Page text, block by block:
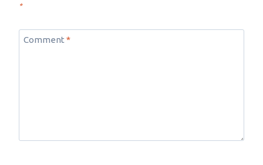
*
Comment*